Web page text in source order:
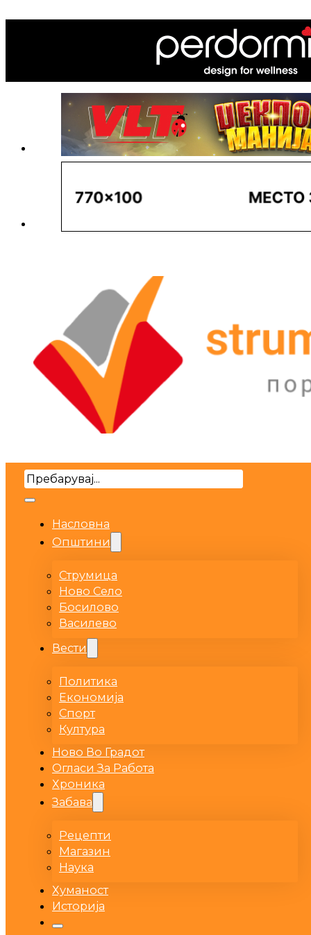
Search
Насловна
Општини
Струмица
Ново Село
Босилово
Василево
Вести
Политика
Економија
Спорт
Култура
Ново Во Градот
Огласи За Работа
Хроника
Забава
Рецепти
Магазин
Наука
Хуманост
Историја